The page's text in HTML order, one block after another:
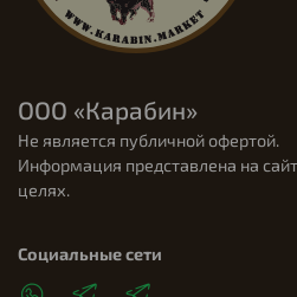
ООО «Карабин»
Не является публичной офертой.
Информация представлена на
целях.
Социальные сети